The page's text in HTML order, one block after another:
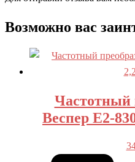
Возможно вас
Частотный
Веспер E2-